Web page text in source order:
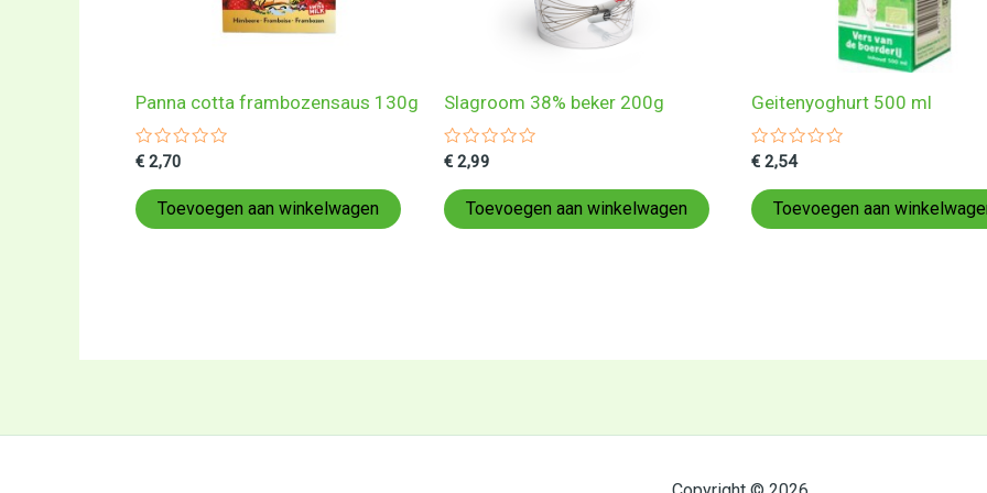
Panna cotta frambozensaus 130g
Gewaardeerd
uit
5
€ 2,70
Toevoegen aan winkelwagen
Slagroom 38% beker 200g
Gewaardeerd
uit
5
€2,99
Toevoegen aan winkelwagen
Geitenyoghurt 500 ml
Gewaardeerd
uit
5
€ 2,54
Toevoegen aan